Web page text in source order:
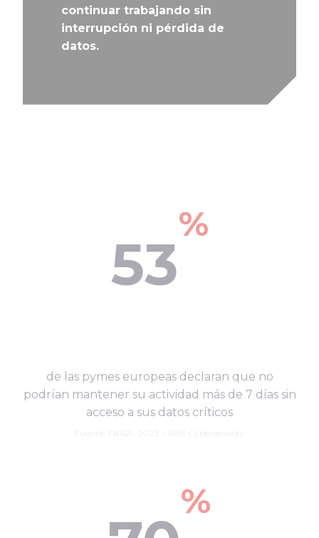
continuar trabajando sin
interrupción ni pérdida de
datos.
53
%
de las pymes europeas declaran que no
podrían mantener su actividad más de 7 días sin
acceso a sus datos críticos
%